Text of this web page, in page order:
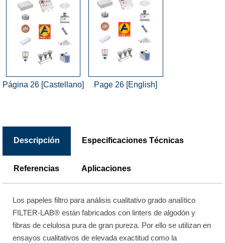
Página 26 [Castellano] Page 26 [English]
Descripción Especificaciones Técnicas
Referencias Aplicaciones
Los papeles filtro para análisis cualitativo grado analítico
FILTER-LAB® están fabricados con linters de algodón y
fibras de celulosa pura de gran pureza. Por ello se utilizan en
ensayos cualitativos de elevada exactitud como la